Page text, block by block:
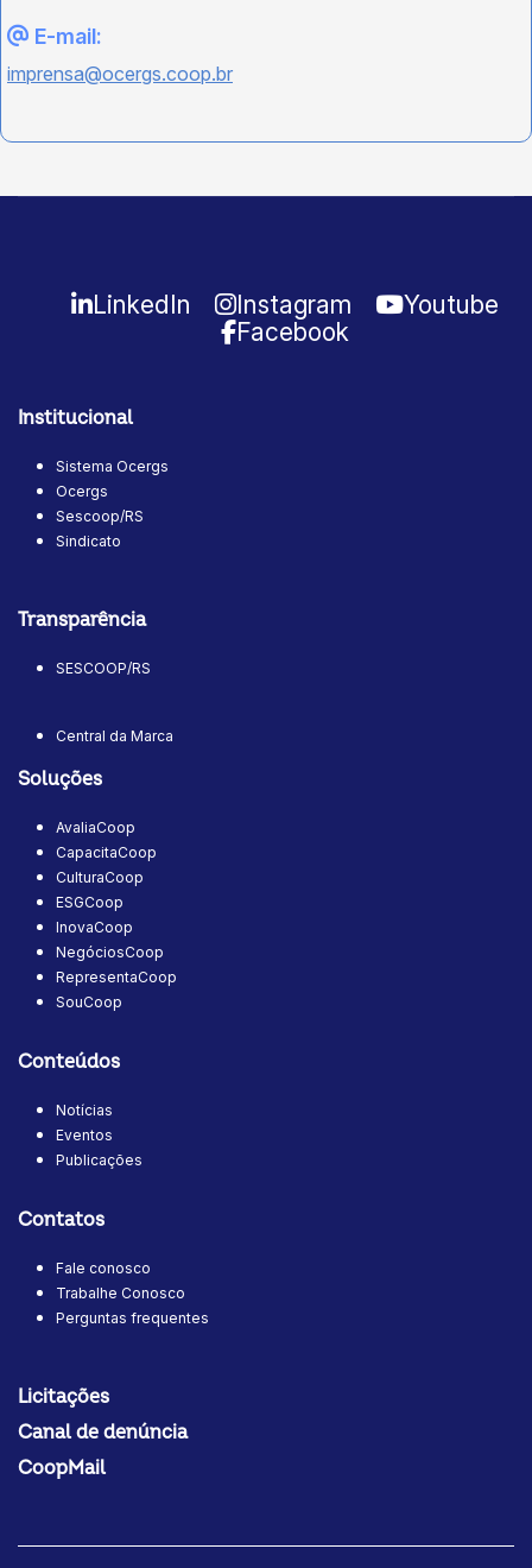
E-mail:
imprensa@ocergs.coop.br
LinkedIn Instagram
Youtube
Facebook
Institucional
Sistema Ocergs
Ocergs
Sescoop/RS
Sindicato
Transparência
SESCOOP/RS
Central da Marca
Soluções
AvaliaCoop
CapacitaCoop
CulturaCoop
ESGCoop
InovaCoop
NegóciosCoop
RepresentaCoop
SouCoop
Conteúdos
Notícias
Eventos
Publicações
Contatos
Fale conosco
Trabalhe Conosco
Perguntas frequentes
Licitações
Canal de denúncia
CoopMail